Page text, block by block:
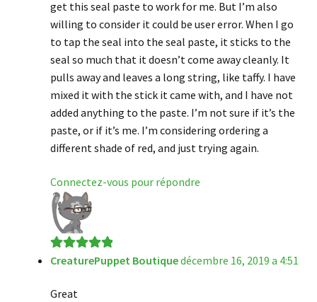
get this seal paste to work for me. But I’m also
willing to consider it could be user error. When I go
to tap the seal into the seal paste, it sticks to the
seal so much that it doesn’t come away cleanly. It
pulls away and leaves a long string, like taffy. I have
mixed it with the stick it came with, and I have not
added anything to the paste. I’m not sure if it’s the
paste, or if it’s me. I’m considering ordering a
different shade of red, and just trying again.
Connectez-vous pour répondre
Note5sur 5
CreaturePuppet Boutiquedécembre 16, 2019 a 4:51
Great